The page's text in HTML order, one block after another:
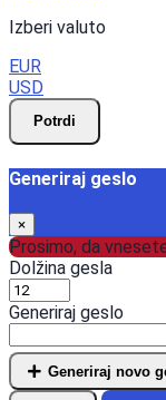
Izberi valuto
EUR
USD
Potrdi
Generiraj geslo
×
Prosimo, da
Dolžina gesla
Generiraj geslo
Generiraj novo